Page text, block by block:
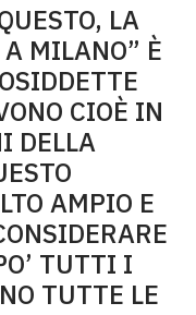
LA
MILANO” È
CIOÈ IN
DELLA
AMPIO E
TUTTI I
TUTTE LE